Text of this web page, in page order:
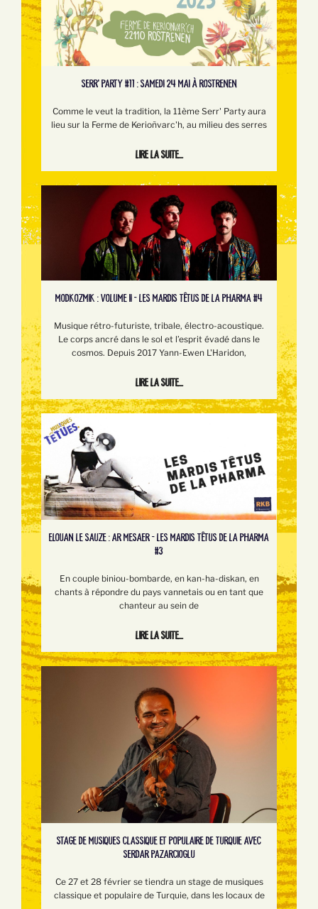
SERR’ PARTY #11 : SAMEDI 24 MAI À ROSTRENEN
Comme le veut la tradition, la 11ème Serr' Party aura
lieu sur la Ferme de Kerioñvarc'h, au milieu des serres
Lire la suite...
MODKOZMIK : VOLUME II - LES MARDIS TÊTUS DE LA PHARMA #4
Musique rétro-futuriste, tribale, électro-acoustique.
Le corps ancré dans le sol et l’esprit évadé dans le
cosmos. Depuis 2017 Yann-Ewen L'Haridon,
Lire la suite...
ELOUAN LE SAUZE : AR MESAER - LES MARDIS TÊTUS DE LA PHARMA
#3
En couple biniou-bombarde, en kan-ha-diskan, en
chants à répondre du pays vannetais ou en tant que
chanteur au sein de
Lire la suite...
STAGE DE MUSIQUES CLASSIQUE ET POPULAIRE DE TURQUIE AVEC
SERDAR PAZARCIOGLU
Ce 27 et 28 février se tiendra un stage de musiques
classique et populaire de Turquie, dans les locaux de